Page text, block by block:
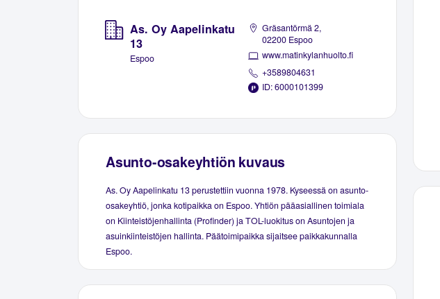
As. Oy Aapelinkatu
13
Espoo
Gräsantörmä 2,
02200 Espoo
www.matinkylanhuolto.fi
+3589804631
ID: 6000101399
Asunto-osakeyhtiön kuvaus
As. Oy Aapelinkatu 13 perustettiin vuonna 1978. Kyseessä on asunto-
osakeyhtiö, jonka kotipaikka on Espoo. Yhtiön pääasiallinen toimiala
on Kiinteistöjenhallinta (Profinder) ja TOL-luokitus on Asuntojen ja
asuinkiinteistöjen hallinta. Päätoimipaikka sijaitsee paikkakunnalla
Espoo.